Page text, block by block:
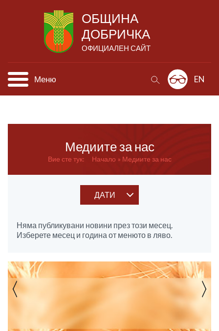
ОБЩИНА
ДОБРИЧКА
ОФИЦИАЛЕН САЙТ
Меню EN
Медиите за нас
Вие сте тук: Начало Медиите за нас
ДАТИ
Няма публикувани новини през този месец.
Изберете месец и година от менюто в ляво.